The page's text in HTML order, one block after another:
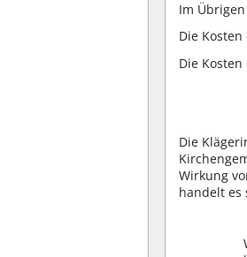
Im
Die
Die
Die
Wirkung
handelt es